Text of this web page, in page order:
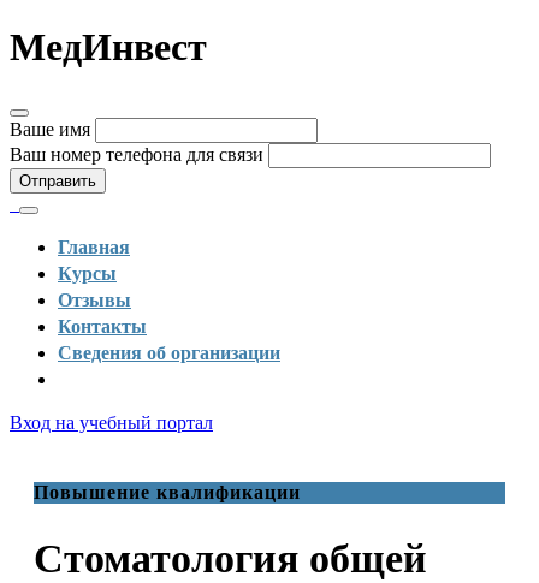
МедИнвест
Ваше имя
Ваш номер телефона для связи
Отправить
Главная
Курсы
Отзывы
Контакты
Сведения об организации
Вход на учебный портал
Повышение квалификации
Стоматология общей